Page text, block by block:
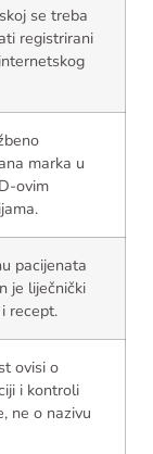
se treba
registrirani
marka u
ovim
pacijenata
je liječnički
recept.
ovisi o
i kontroli
ne o nazivu